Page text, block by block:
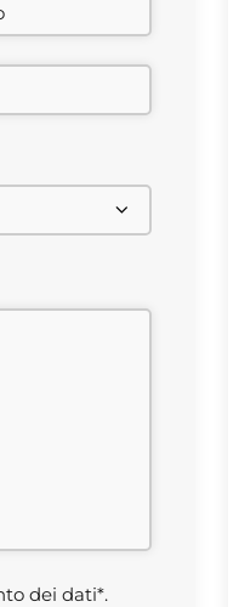
dei dati*.